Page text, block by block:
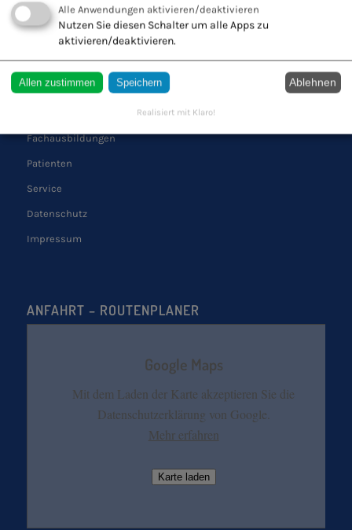
QUICK LINKS
Schule
Fachausbildungen
Patienten
Service
Datenschutz
Impressum
ANFAHRT – ROUTENPLANER
Google Maps
Mit dem Laden der Karte akzeptieren Sie die
Datenschutzerklärung von Google.
Mehr erfahren
Karte laden
Alle Anwendungen aktivieren/deaktivieren
Nutzen Sie diesen Schalter um alle Apps zu
aktivieren/deaktivieren.
Allen zustimmen Speichern Ablehnen
Realisiert mit Klaro!